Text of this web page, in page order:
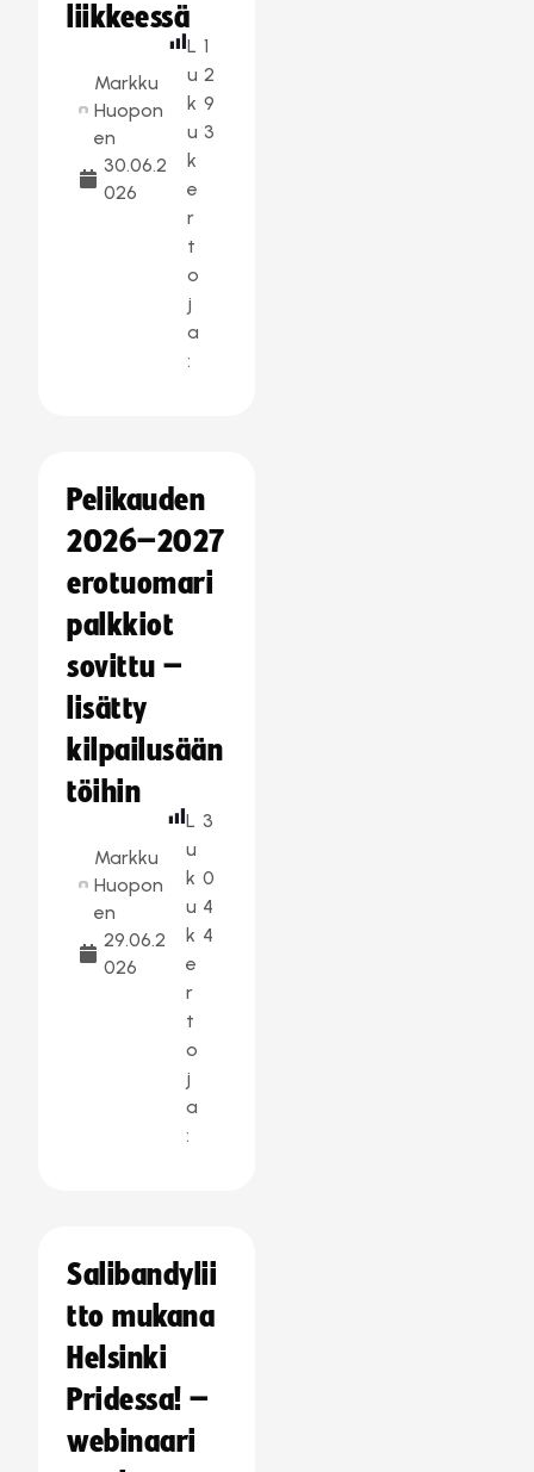
liikkeessä
Markku
Huopon
en
30.06.2
026
L
u
k
u
k
e
r
t
o
j
a
:
1
2
9
3
Pelikauden
2026–2027
erotuomari
palkkiot
sovittu –
lisätty
kilpailusään
töihin
Markku
Huopon
en
29.06.2
026
L
u
k
u
k
e
r
t
o
j
a
:
3
0
4
4
Salibandylii
tto mukana
Helsinki
Pridessa! –
webinaari